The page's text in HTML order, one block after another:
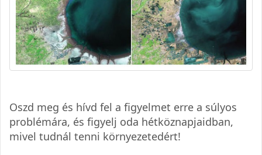
Oszd meg és hívd fel a figyelmet erre a súlyos
problémára, és figyelj oda hétköznapjaidban,
mivel tudnál tenni környezetedért!